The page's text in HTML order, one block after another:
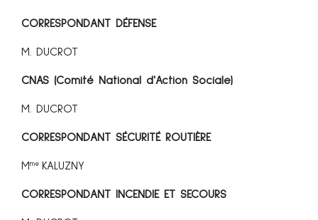
CORRESPONDANT DÉFENSE
M. DUCROT
CNAS (Comité National d'Action Sociale)
M. DUCROT
CORRESPONDANT SÉCURITÉ ROUTIÈRE
Mme KALUZNY
CORRESPONDANT INCENDIE ET SECOURS